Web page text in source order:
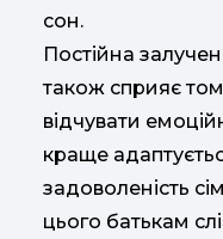
сон.
Постійна
також сприяє
відчувати
краще
задоволеність
цього батькам